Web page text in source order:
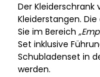
Der
Kleiderstangen.
Sie im Bereich
Set inklusive
Schubladenset in
werden.